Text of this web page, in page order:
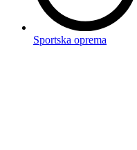
Sportska oprema